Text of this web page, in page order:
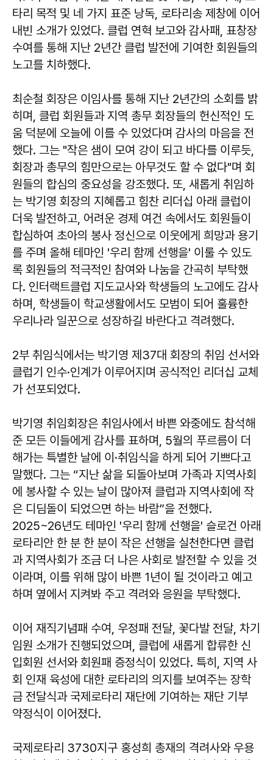
타리 목적 및 네 가지 표준 낭독, 로타리송 제창에 이어
내빈 소개가 있었다. 클럽 연혁 보고와 감사패, 표창장
수여를 통해 지난 2년간 클럽 발전에 기여한 회원들의
노고를 치하했다.
최순철 회장은 이임사를 통해 지난 2년간의 소회를 밝
히며, 클럽 회원들과 지역 총무 회장들의 헌신적인 도
움 덕분에 오늘에 이를 수 있었다며 감사의 마음을 전
했다. 그는 "작은 샘이 모여 강이 되고 바다를 이루듯,
회장과 총무의 힘만으로는 아무것도 할 수 없다"며 회
원들의 합심의 중요성을 강조했다. 또, 새롭게 취임하
는 박기영 회장의 지혜롭고 힘찬 리더십 아래 클럽이
더욱 발전하고, 어려운 경제 여건 속에서도 회원들이
합심하여 초아의 봉사 정신으로 이웃에게 희망과 용기
를 주며 올해 테마인 '우리 함께 선행을' 이룰 수 있도
록 회원들의 적극적인 참여와 나눔을 간곡히 부탁했
다. 인터랙트클럽 지도교사와 학생들의 노고에도 감사
하며, 학생들이 학교생활에서도 모범이 되어 훌륭한
우리나라 일꾼으로 성장하길 바란다고 격려했다.
2부 취임식에서는 박기영 제37대 회장의 취임 선서와
클럽기 인수·인계가 이루어지며 공식적인 리더십 교체
가 선포되었다.
박기영 취임회장은 취임사에서 바쁜 와중에도 참석해
준 모든 이들에게 감사를 표하며, 5월의 푸르름이 더
해가는 특별한 날에 이·취임식을 하게 되어 기쁘다고
말했다. 그는 “지난 삶을 되돌아보며 가족과 지역사회
에 봉사할 수 있는 날이 많아져 클럽과 지역사회에 작
은 디딤돌이 되었으면 하는 바람”을 전했다.
2025~26년도 테마인 '우리 함께 선행을' 슬로건 아래
로타리안 한 분 한 분이 작은 선행을 실천한다면 클럽
과 지역사회가 조금 더 나은 사회로 발전할 수 있을 것
이라며, 이를 위해 많이 바쁜 1년이 될 것이라고 예고
하며 옆에서 지켜봐 주고 격려와 응원을 부탁했다.
이어 재직기념패 수여, 우정패 전달, 꽃다발 전달, 차기
임원 소개가 진행되었으며, 클럽에 새롭게 합류한 신
입회원 선서와 회원패 증정식이 있었다. 특히, 지역 사
회 인재 육성에 대한 로타리의 의지를 보여주는 장학
금 전달식과 국제로타리 재단에 기여하는 재단 기부
약정식이 이어졌다.
국제로타리 3730지구 홍성희 총재의 격려사와 우용